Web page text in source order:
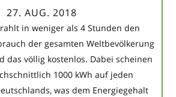
27. AUG. 2018
in weniger als 4 Stunden den
der gesamten Weltbevölkerung
das völlig kostenlos. Dabei scheinen
1000 kWh auf jeden
was dem Energiegehalt